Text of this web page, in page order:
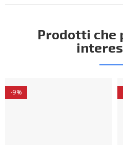
Prodotti che
-9%